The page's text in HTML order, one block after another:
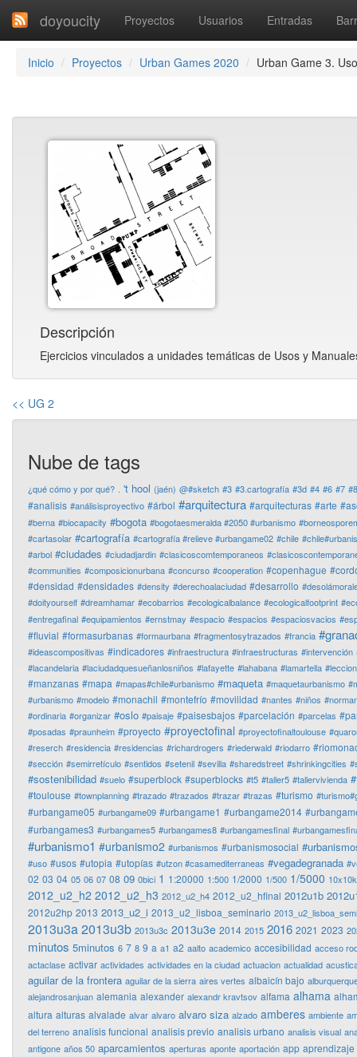
doyoucity Proyectos Usuarios Entradas
Inicio Proyectos Urban Games 2020 Urban Game 3.
Descripción
Ejercicios vinculados a unidades temáticas de Usos y
<< UG 2
Nube de tags
¿qué cómo y por qué? . 't hool (jaén) @#sketch #3 #3.cartografía #3d #4 #6 #7 #8
#analisis #análisisproyectivo #árbol #arquitectura #arquitecturas #arte
#berna #biocapacity #bogota #bogotaesmeralda #2050 #urbanismo
#cartasolar #cartografía #cartografía #relieve #urbangame02 #chile
#arbol #ciudades #ciudadjardin #clasicoscomtemporaneos
#communities #composicionurbana #concurso #cooperation #copenhague
#densidad #densidades #density #derechoalaciudad #desarrollo
#doityourself #dreamhamar #ecobarrios #ecologicalbalance #ecologicalfootprint
#entregafinal #equipamientos #ernstmay #espacio #espacios #espaciosvacios
#fluvial #formasurbanas #formaurbana #fragmentosytrazados #francia
#ideascompositivas #indicadores #infraestructura #infraestructuras #intervención
#lacandelaria #laciudadquesueñanlosniños #lafayette #lahabana #lamartella
#manzanas #mapa #mapas#chile#urbanismo #maqueta #maquetaurbanismo
#urbanismo #modelo #monachil #montefrío #movilidad #nantes #niños
#ordinaria #organizar #oslo #paisaje #paisesbajos #parcelación #parcelas
#posadas #praunheim #proyecto #proyectofinal #proyectofinaltoulouse
#reserch #residencia #residencias #richardrogers #riederwald #riodarro
#sección #semirretículo #sentidos #setenil #sevilla #sharedstreet #shrinkingcities
#sostenibilidad #suelo #superblock #superblocks #t5 #taller5 #tallervivienda
#toulouse #townplanning #trazado #trazados #trazar #trazas #turismo
#urbangame05 #urbangame09 #urbangame1 #urbangame2014
#urbangames3 #urbangames5 #urbangames8 #urbangamesfinal
#urbanismo1 #urbanismo2 #urbanismos #urbanismosocial
#uso #usos #utopia #utopías #utzon #casamediterraneas #vegadegranada
02 03 04 05 06 07 08 09 0bici 1 1:20000 1:500 1/2000 1/500 1/5000
2012_u2_h2 2012_u2_h3 2012_u2_h4 2012_u2_hfinal 2012u1b
2012u2hp 2013 2013_u2_i 2013_u2_lisboa_seminario
2013u3a2013u3b 2013u3c 2013u3e 2014 2015 2016 2021 2023
minutos 5minutos 6 7 8 9 a a1 a2 aalto academico accesibilidad acceso
actaclase activar actividades actividades en la ciudad actuacion actualidad
aguilar de la frontera aguilar de la sierra aires vertes albaicín bajo
alejandrosanjuan alemania alexander alexandr kravtsov alfama alhama
altura alturas alvalade alvar alvaro alvaro siza alzado amberes ambiente
del terreno analisis funcional analisis previo analisis urbano analisis visual
antigone años 50 aparcamientos aperturas aponte aportación app aprendizaje